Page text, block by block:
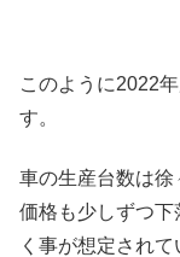
このように2022
す。
車の生産台数は
価格も少しずつ
く事が想定されて